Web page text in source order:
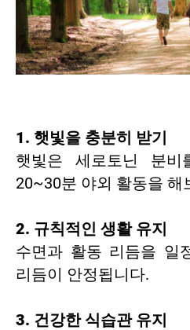
1. 햇빛을 충분히 받기
햇빛은 세로토닌 분비
20~30분 야외 활동을 해
2. 규칙적인 생활 유지
수면과 활동 리듬을 일
리듬이 안정됩니다.
3. 건강한 식습관 유지